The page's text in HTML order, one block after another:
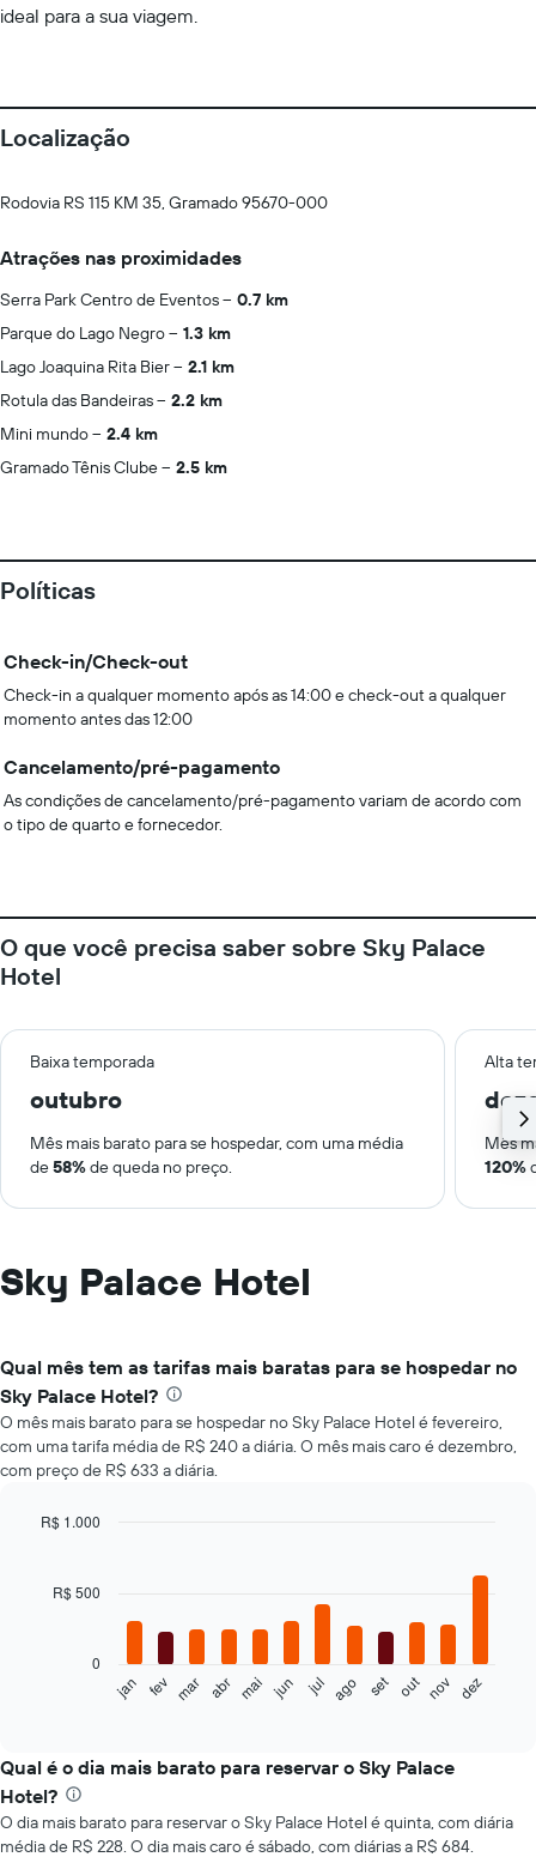
ideal para a sua viagem.
Localização
Rodovia RS 115 KM 35, Gramado 95670-000
Atrações nas proximidades
Serra Park Centro de Eventos
0.7 km
Parque do Lago Negro
1.3 km
Lago Joaquina Rita Bier
2.1 km
Rotula das Bandeiras
2.2 km
Mini mundo
2.4 km
Gramado Tênis Clube
2.5 km
Políticas
Check-in/Check-out
Check-in a qualquer momento após as 14:00 e check-out a qualquer
momento antes das 12:00
Cancelamento/pré-pagamento
As condições de cancelamento/pré-pagamento variam de acordo com
o tipo de quarto e fornecedor.
O que você precisa saber sobre Sky Palace
Hotel
Baixa temporada Alta
outubro
Mês mais barato para se hospedar, com uma média
de58%de queda no preço.
Mês
120%
Sky Palace Hotel
Qual mês tem as tarifas mais baratas para se hospedar no
Sky Palace Hotel?
O mês mais barato para se hospedar no Sky Palace Hotel é fevereiro,
com uma tarifa média de R$ 240 a diária. O mês mais caro é dezembro,
com preço de R$ 633 a diária.
with
exibe
o
preço
médio
jan fev mar abr mai jun jul ago set out nov dez
0
R$ 500
R$ 1.000
Qual é o dia mais barato para reservar o Sky Palace
Hotel?
O dia mais barato para reservar o Sky Palace Hotel é quinta, com diária
média de R$ 228. O dia mais caro é sábado, com diárias a R$ 684.